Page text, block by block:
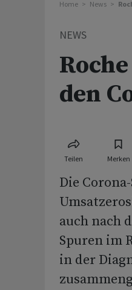
Home News
NEWS
den
Teilen Merken
Die
auch nach
Spuren im
in der